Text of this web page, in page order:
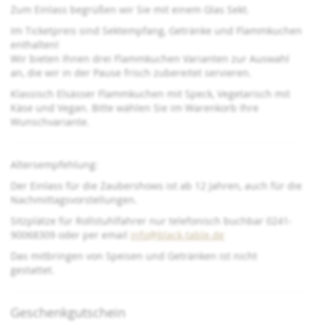
Zum Einlass begrüßen wir Sie mit einem Glas Sekt.
Im Ticketpreis sind Sektempfang, Getränke und Flammkuchen
enthalten!
Wir bieten Ihnen drei Flammkuchen Varianten zur Auswahl
an, die wir in der Pause frisch zubereitet servieren.
Klassisch Elsässer Flammkuchen mit Speck, Vegetarisch mit
Käse und Vegan. Bitte wählen Sie im Warenkorb Ihre
Wunschvariante.
Altersempfehlung:
Der Einlass für die Zaubershows ist ab 12 Jahren, auch für die
Nachmittagsvorstellungen.
Sitzplätze für Rollstuhlfahrer nur telefonisch buchbar 0241-
90068309 oder per email info@black-table.de
Das mitbringen von Speisen und Getränken ist nicht
gestattet.
Geschenkgutschein